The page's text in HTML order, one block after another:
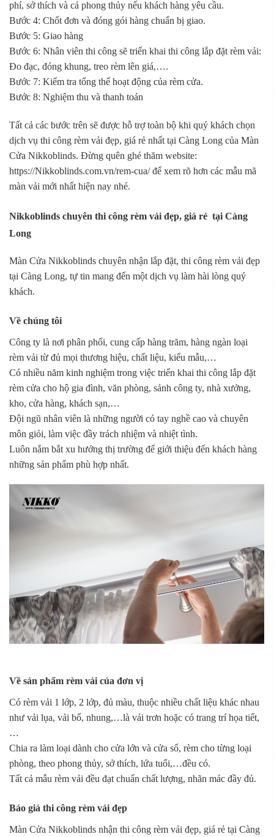
phí, sở thích và cả phong thủy nếu khách hàng yêu cầu.
Bước 4: Chốt đơn và đóng gói hàng chuẩn bị giao.
Bước 5: Giao hàng
Bước 6: Nhân viên thi công sẽ triển khai thi công lắp đặt rèm vải:
Đo đạc, đóng khung, treo rèm lên giá,….
Bước 7: Kiểm tra tổng thể hoạt động của rèm cửa.
Bước 8: Nghiệm thu và thanh toán
Tất cả các bước trên sẽ được hỗ trợ toàn bộ khi quý khách chọn
dịch vụ thi công rèm vải đẹp, giá rẻ nhất tại Càng Long của Màn
Cửa Nikkoblinds. Đừng quên ghé thăm website:
https://Nikkoblinds.com.vn/rem-cua/ để xem rõ hơn các mẫu mã
màn vải mới nhất hiện nay nhé.
Nikkoblinds chuyên thi công rèm vải đẹp, giá rẻ tại Càng
Long
Màn Cửa Nikkoblinds chuyên nhận lắp đặt, thi công rèm vải đẹp
tại Càng Long, tự tin mang đến một dịch vụ làm hài lòng quý
khách.
Về chúng tôi
Công ty là nơi phân phối, cung cấp hàng trăm, hàng ngàn loại
rèm vải từ đủ mọi thương hiệu, chất liệu, kiểu mẫu,…
Có nhiều năm kinh nghiệm trong việc triển khai thi công lắp đặt
rèm cửa cho hộ gia đình, văn phòng, sảnh công ty, nhà xưởng,
kho, cửa hàng, khách sạn,…
Đội ngũ nhân viên là những người có tay nghề cao và chuyên
môn giỏi, làm việc đầy trách nhiệm và nhiệt tình.
Luôn nắm bắt xu hướng thị trường để giới thiệu đến khách hàng
những sản phẩm phù hợp nhất.
Về sản phẩm rèm vải của đơn vị
Có rèm vải 1 lớp, 2 lớp, đủ màu, thuộc nhiều chất liệu khác nhau
như vải lụa, vải bố, nhung,…là vải trơn hoặc có trang trí họa tiết,
…
Chia ra làm loại dành cho cửa lớn và cửa sổ, rèm cho từng loại
phòng, theo phong thủy, sở thích, lứa tuổi,…đều có.
Tất cả mẫu rèm vải đều đạt chuẩn chất lượng, nhãn mác đầy đủ.
Báo giá thi công rèm vải đẹp
Màn Cửa Nikkoblinds nhận thi công rèm vải đẹp, giá rẻ tại Càng